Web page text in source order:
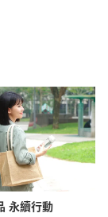
永續行動